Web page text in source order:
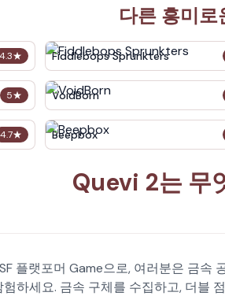
다른 흥미
4.3★ Fiddlebops Sprunkters
5★ VoidBorn
4.7★ Beepbox
Quevi 2는 무
플랫포머 Game으로, 여러분은 금
하세요. 금속 구체를 수집하고, 더블